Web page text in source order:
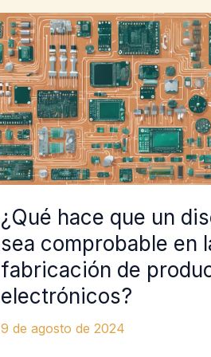
¿Qué hace que un
sea comprobable en
fabricación de
electrónicos?
9 de agosto de 2024